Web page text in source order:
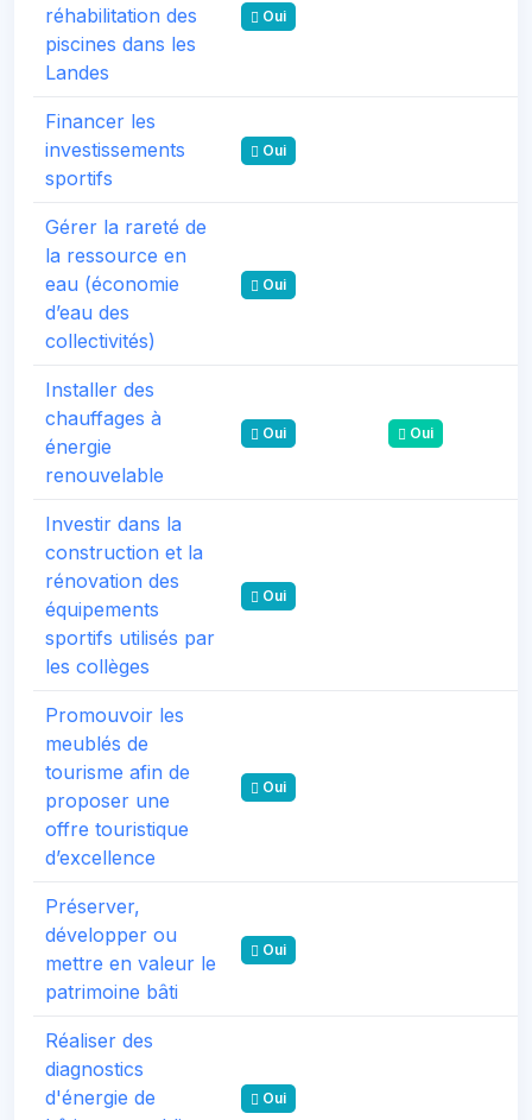
réhabilitation des
piscines dans les
Landes
Oui
Financer les
investissements
sportifs
Oui
Gérer la rareté de
la ressource en
eau (économie
d’eau des
collectivités)
Oui
Installer des
chauffages à
énergie
renouvelable
Oui Oui
Investir dans la
construction et la
rénovation des
équipements
sportifs utilisés par
les collèges
Oui
Promouvoir les
meublés de
tourisme afin de
proposer une
offre touristique
d’excellence
Oui
Préserver,
développer ou
mettre en valeur le
patrimoine bâti
Oui
Réaliser des
diagnostics
d'énergie de
Oui